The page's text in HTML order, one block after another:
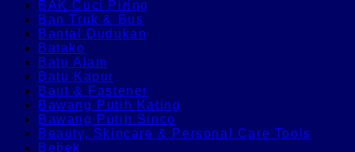
BAK Cuci Piring
Ban Truk & Bus
Bantal Dudukan
Batako
Batu Alam
Batu Kapur
Baut & Fastener
Bawang Putih Kating
Bawang Putih Sinco
Beauty, Skincare & Personal Care Tools
Bebek